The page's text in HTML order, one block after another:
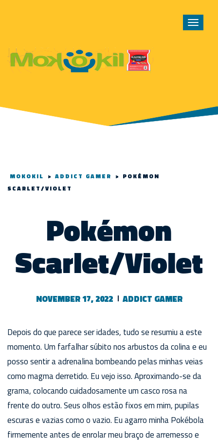
Toggle
MOKOKIL > ADDICT GAMER > POKÉMON
SCARLET/VIOLET
Pokémon
Scarlet/Violet
NOVEMBER 17, 2022 ADDICT GAMER
Depois do que parece ser idades, tudo se resumiu a este
momento. Um farfalhar súbito nos arbustos da colina e eu
posso sentir a adrenalina bombeando pelas minhas veias
como magma derretido. Eu vejo isso. Aproximando-se da
grama, colocando cuidadosamente um casco rosa na
frente do outro. Seus olhos estão fixos em mim, pupilas
escuras e vazias como o vazio. Eu agarro minha Pokébola
firmemente antes de enrolar meu braço de arremesso e